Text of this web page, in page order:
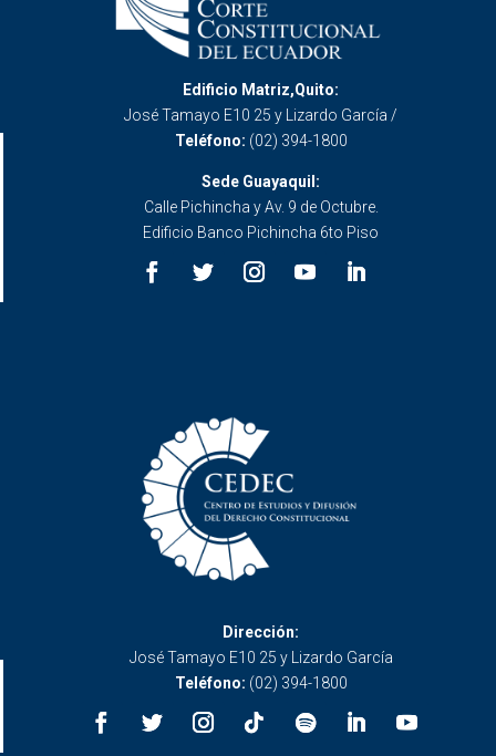
Edificio Matriz,Quito:
José Tamayo E10 25 y Lizardo García /
Teléfono: (02) 394-1800
Sede Guayaquil:
Calle Pichincha y Av. 9 de Octubre.
Edificio Banco Pichincha 6to Piso
Dirección:
José Tamayo E10 25 y Lizardo García
Teléfono: (02) 394-1800